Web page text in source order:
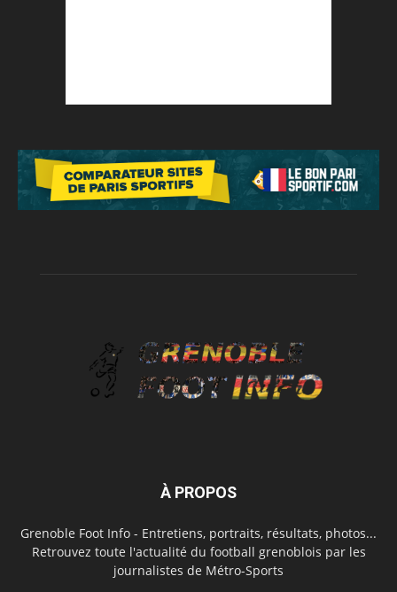
À PROPOS
Grenoble Foot Info - Entretiens, portraits, résultats, photos...
Retrouvez toute l'actualité du football grenoblois par les
journalistes de Métro-Sports